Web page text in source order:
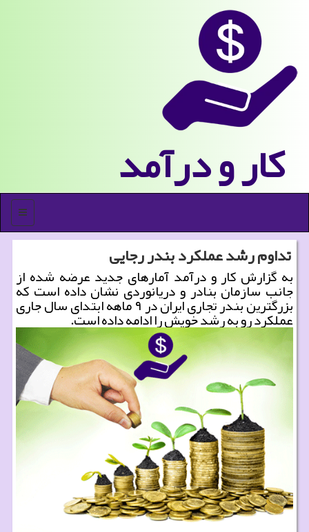
كار و درآمد
منو
تداوم رشد عملكرد بندر رجایی
به گزارش كار و درآمد آمارهای جدید عرضه شده از
جانب سازمان بنادر و دریانوردی نشان داده است كه
بزرگترین بندر تجاری ایران در ۹ ماهه ابتدای سال جاری
عملكرد رو به رشد خویش را ادامه داده است.